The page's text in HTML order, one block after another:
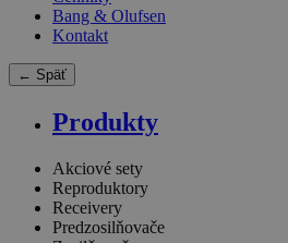
Bang & Olufsen
Kontakt
← Späť
Produkty
Akciové sety
Reproduktory
Receivery
Predzosilňovače